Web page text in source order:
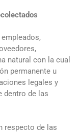
natural con la cual
permanente u
legales y
dentro de las
respecto de las